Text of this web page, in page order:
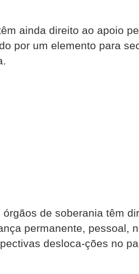
ainda direito ao apoio
por um elemento para
de soberania têm
permanente, pessoal,
desloca-ções no